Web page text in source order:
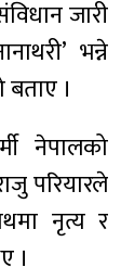
जारी
भन्ने
।
नेपालको
परियारले
नृत्य र
।